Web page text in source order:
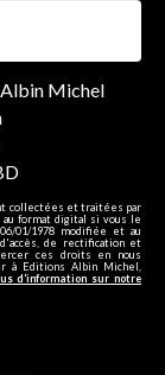
Albin Michel
collectées et traitées par
format digital si vous le
01/1978 modifiée et au
de rectification et
ces droits en nous
à Editions Albin Michel,
d’information sur notre